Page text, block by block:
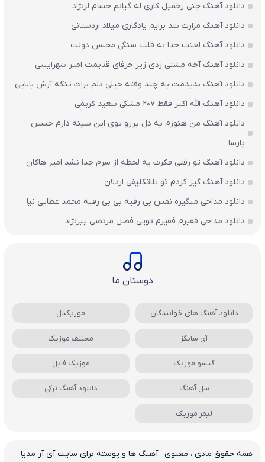
دانلود آهنگ چنی زخمیل کاری له گیانم حسام لرنژاد
دانلود آهنگ مزارت شد برایم یادگاری میلاد اردستانی
دانلود آهنگ لعنت خدا به قلب سنگی محسن دولت
دانلود آهنگ آخه مشتی زدی زیر حرفای قدیمت امیر شهرایینی
دانلود آهنگ ندیدمت یه چند وقته خیلی دلم برات تنگه آرش بابایی
دانلود آهنگ الله اکبر فقط 207 مشکی سعید کریمی
دانلود آهنگ من هنوزم یه دل پررو توی این سینه دارم حسین
پارسا
دانلود آهنگ تو رفتی فکرت یه لحظه از سرم جدا نشد امیر هاکان
دانلود آهنگ گیر کردم تو بلاتکلیفی اردلان
دانلود مداحی میگیره نفس بی رقیه بی بی رقیه محمد عطایی نیا
دانلود مداحی فقیرم فقیرم تویی فضل مرتضی یبرنژاد
دوستان ما
دانلود آهنگ های خوانندگان موزیکدل
آی سانگز مختلف موزیک
گیسو موزیک موزیک فایل
سل آهنگ دانلود آهنگ ترکی
لیمر موزیک
همه حقوق مادی ، معنوی ، آهنگ ها و پوسته برای سایت آی آر مدیا